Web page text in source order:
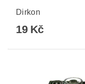
Dirkon
19 Kč